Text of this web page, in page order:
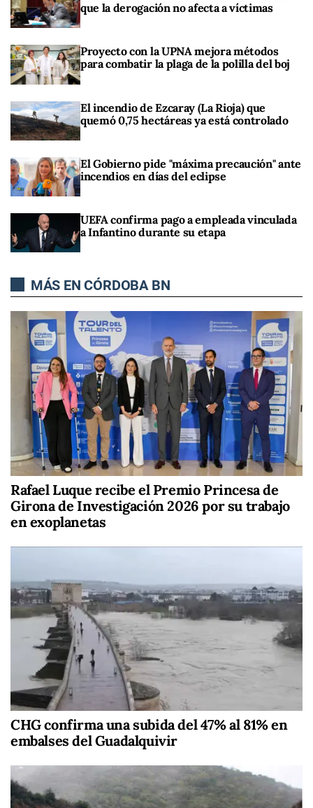
que la derogación no afecta a víctimas
Proyecto con la UPNA mejora métodos
para combatir la plaga de la polilla del boj
El incendio de Ezcaray (La Rioja) que
quemó 0,75 hectáreas ya está controlado
El Gobierno pide "máxima precaución" ante
incendios en días del eclipse
UEFA confirma pago a empleada vinculada
a Infantino durante su etapa
MÁS EN CÓRDOBA BN
Rafael Luque recibe el Premio Princesa de
Girona de Investigación 2026 por su trabajo
en exoplanetas
CHG confirma una subida del 47% al 81% en
embalses del Guadalquivir